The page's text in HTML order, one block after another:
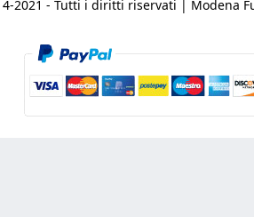
2021 - Tutti i diritti riservati | Modena